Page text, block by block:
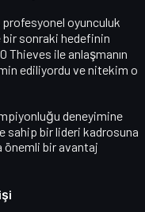
profesyonel oyunculuk
bir sonraki hedefinin
Thieves ile anlaşmanın
ediliyordu ve nitekim o
deneyimine
sahip bir lideri kadrosuna
önemli bir avantaj